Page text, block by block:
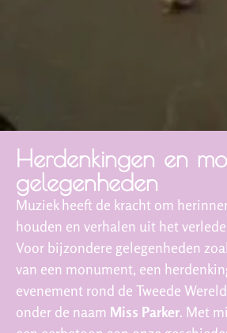
Herdenkingen en
gelegenheden
Muziek heeft de kracht om
houden en verhalen uit het
Voor bijzondere gelegenheden
van een monument, een
evenement rond de Tweede
onder de naam Miss Parker. Met